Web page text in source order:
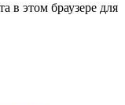
в этом браузере для